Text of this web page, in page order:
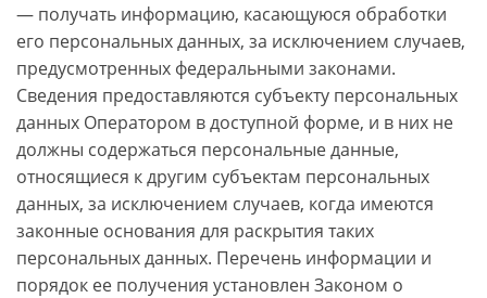
— получать информацию, касающуюся обработки
его персональных данных, за исключением случаев,
предусмотренных федеральными законами.
Сведения предоставляются субъекту персональных
данных Оператором в доступной форме, и в них не
должны содержаться персональные данные,
относящиеся к другим субъектам персональных
данных, за исключением случаев, когда имеются
законные основания для раскрытия таких
персональных данных. Перечень информации и
порядок ее получения установлен Законом о